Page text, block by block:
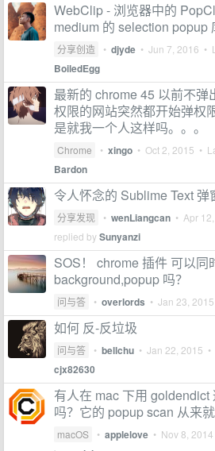
WebClip - 浏览器中的
medium 的 selection popup
分享创造 • djyde • Jun 7, 2016 •
BoiledEgg
最新的 chrome 45 以前不弹
权限的网站突然都开始弹权
是就我一个人这样吗。。。
Chrome • xingo • Oct 2, 2015 •
Bardon
令人怀念的 Sublime Text 弹
分享发现 • wenLiangcan • Apr
replied bySunyanzi
SOS！ chrome 插件 可以同
background,popup 吗？
问与答 • overlords • Jan 23, 2015
如何 反-反垃圾
问与答 • bellchu • Jan 22, 2015
cjx82630
有人在 mac 下用 goldendict
吗？它的 popup scan 从来
macOS • applelove • Nov 8, 2014